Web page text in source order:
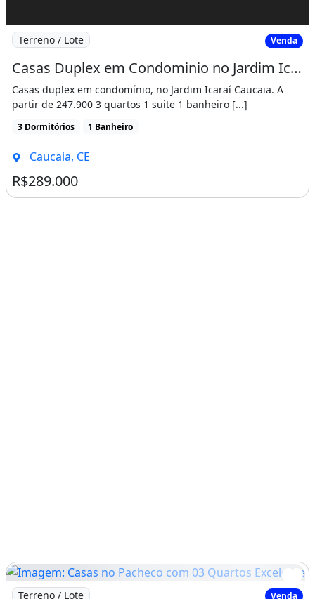
Imagem: Casas Duplex em Condominio no Jardim Icarai
Terreno / Lote Venda
Casas Duplex em Condominio no Jardim Icarai Caucaia 03 Quartos. Conheça Já
Casas duplex em condomínio, no Jardim Icaraí Caucaia. A
partir de 247.900 3 quartos 1 suite 1 banheiro [...]
3 Dormitórios 1 Banheiro
Caucaia, CE
R$289.000
Imagem: Casas no Pacheco com 03 Quartos Excelente
Terreno / Lote Venda